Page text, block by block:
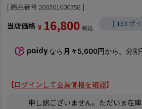
商品番号 200301000358
当店価格 ¥ 16,800 税込 ［153 ポ
なら 月々5,600円から。分
【ログインして会員価格を確認】
申し訳ございません。ただいま在庫